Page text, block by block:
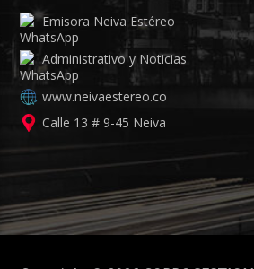
Emisora Neiva Estéreo
Administrativo y Noticias
www.neivaestereo.co
Calle 13 # 9-45 Neiva